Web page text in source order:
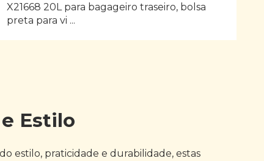
X21668 20L para bagageiro traseiro, bolsa
preta para vi ...
Estilo
estilo, praticidade e durabilidade, estas